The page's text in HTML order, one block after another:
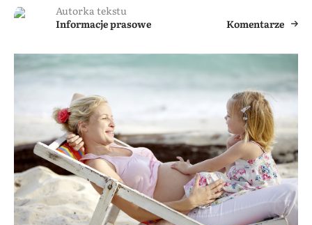
Autorka tekstu
Informacje prasowe
Komentarze